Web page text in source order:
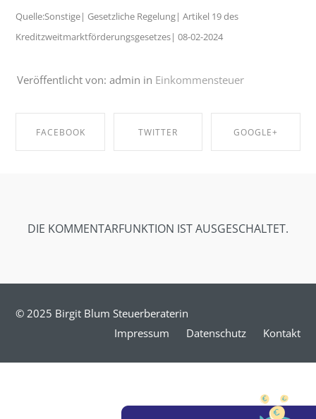
Quelle:Sonstige| Gesetzliche Regelung| Artikel 19 des
Kreditzweitmarktförderungsgesetzes| 08-02-2024
Veröffentlicht von: admin in Einkommensteuer
FACEBOOK TWITTER GOOGLE+
DIE KOMMENTARFUNKTION IST AUSGESCHALTET.
© 2025 Birgit Blum Steuerberaterin
Impressum
Datenschutz Kontakt